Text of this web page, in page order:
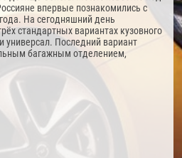
впервые познакомились с
На сегодняшний день
стандартных вариантах кузовного
универсал. Последний вариант
багажным отделением,